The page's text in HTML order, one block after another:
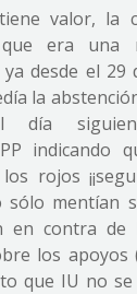
valor, la
era una
desde el 29
la
indicando
rojos
sólo mentían
en contra de
los apoyos
que IU no